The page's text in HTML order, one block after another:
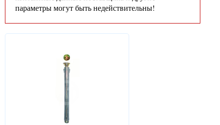
параметры могут быть недействительны!